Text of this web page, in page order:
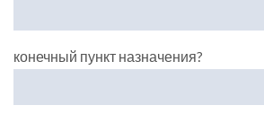
конечный пункт назначения?